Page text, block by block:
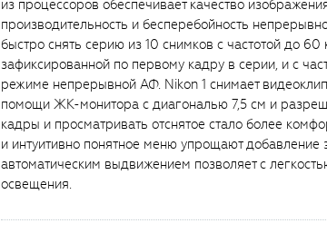
из процессоров обеспечивает качество
производительность и бесперебойность
быстро снять серию из 10 снимков с частотой до
зафиксированной по первому кадру в серии, и с
режиме непрерывной АФ. Nikon 1 снимает
помощи ЖК-монитора с диагональю 7,5 см и
кадры и просматривать отснятое стало более
и интуитивно понятное меню упрощают
автоматическим выдвижением позволяет с
освещения.